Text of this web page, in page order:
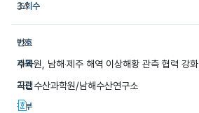
34
135
수과원, 남해‧제주 해역 이상해황 관측 협력 강화
국립수산과학원/남해수산연구소